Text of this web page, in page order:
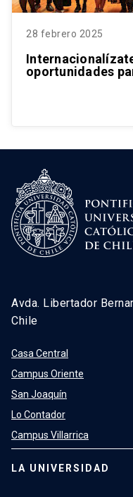
28 febrero 2025
oportunidades
Avda. Libertador
Chile
Casa Central
Campus Oriente
San Joaquín
Lo Contador
Campus Villarrica
LA UNIVERSIDAD